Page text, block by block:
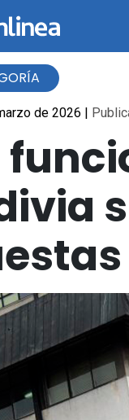
de 2026 |